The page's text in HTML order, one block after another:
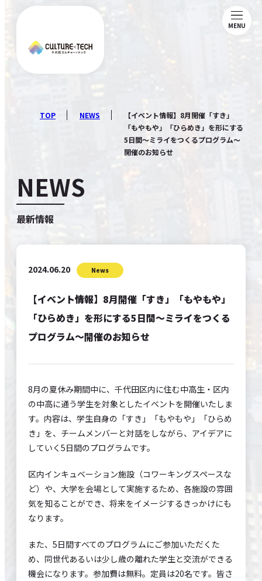
MENU
NEWS
MAGAZINE
CONTACT
SITE POLICY
TOP NEWS
【イベント情報】8月開催「すき」
「もやもや」「ひらめき」を形にする
5日間～ミライをつくるプログラム～
開催のお知らせ
NEWS
最新情報
2024.06.20 News
【イベント情報】8月開催「すき」「もやもや」
「ひらめき」を形にする5日間～ミライをつくる
プログラム～開催のお知らせ
8月の夏休み期間中に、千代田区内に住む中高生・区内
の中高に通う学生を対象としたイベントを開催いたしま
す。内容は、学生自身の「すき」「もやもや」「ひらめ
き」を、チームメンバーと対話をしながら、アイデアに
していく5日間のプログラムです。
区内インキュベーション施設（コワーキングスペースな
ど）や、大学を会場として実施するため、各施設の雰囲
気を知ることができ、将来をイメージするきっかけにも
なります。
また、5日間すべてのプログラムにご参加いただくた
め、同世代あるいは少し歳の離れた学生と交流ができる
機会になります。参加費は無料。定員は20名です。皆さ